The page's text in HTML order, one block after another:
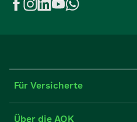
Für Versicherte
Formulare und Anträge
Über die AOK